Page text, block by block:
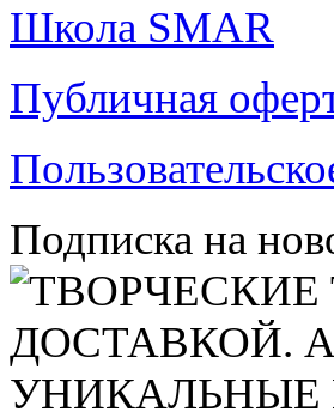
Школа SMAR
Публичная
Подписка на